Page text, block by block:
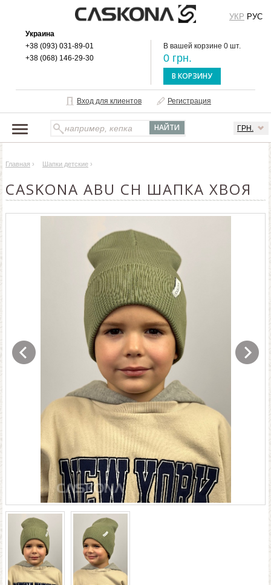
Украина
+38 (093) 031-89-01
+38 (068) 146-29-30
В вашей корзине 0 шт.
0 грн.
В КОРЗИНУ
Вход для клиентов Регистрация
ГРН.
УКР РУС
О БРЕНДЕ
ДОСТАВКА И ОПЛАТА
Главная › Шапки детские ›
CASKONA ABU CH ШАПКА ХВОЯ